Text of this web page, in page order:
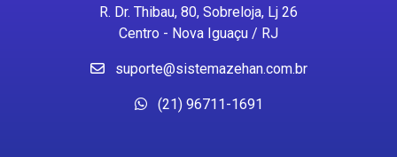
R. Dr. Thibau, 80, Sobreloja, Lj 26
Centro - Nova Iguaçu / RJ
suporte@sistemazehan.com.br
(21) 96711-1691